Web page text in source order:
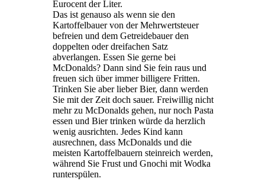
Eurocent der Liter.
Das ist genauso als wenn sie den
Kartoffelbauer von der Mehrwertsteuer
befreien und dem Getreidebauer den
doppelten oder dreifachen Satz
abverlangen. Essen Sie gerne bei
McDonalds? Dann sind Sie fein raus und
freuen sich über immer billigere Fritten.
Trinken Sie aber lieber Bier, dann werden
Sie mit der Zeit doch sauer. Freiwillig nicht
mehr zu McDonalds gehen, nur noch Pasta
essen und Bier trinken würde da herzlich
wenig ausrichten. Jedes Kind kann
ausrechnen, dass McDonalds und die
meisten Kartoffelbauern steinreich werden,
während Sie Frust und Gnochi mit Wodka
runterspülen.